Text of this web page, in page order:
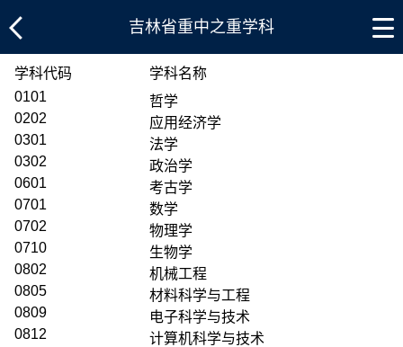
吉林省重中之重学科
学科代码
学科名称
0101
哲学
0202
应用经济学
0301
法学
0302
政治学
0601
考古学
0701
数学
0702
物理学
0710
生物学
0802
机械工程
0805
材料科学与工程
0809
电子科学与技术
0812
计算机科学与技术